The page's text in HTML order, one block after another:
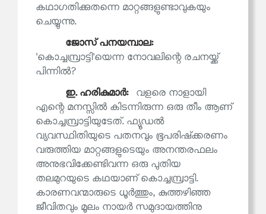
കഥാഗതിക്കുതന്നെ മാറ്റങ്ങളുണ്ടാവുകയും
ചെയ്യുന്നു.
ജോസ് പനയമ്പാല:
'കൊച്ചമ്പ്രാട്ടി'യെന്ന നോവലിന്റെ രചനയ്ക്ക്
പിന്നിൽ?
ഇ. ഹരികുമാര്‍:
വളരെ നാളായി
എന്റെ മനസ്സിൽ കിടന്നിരുന്ന ഒരു തീം ആണ്
കൊച്ചമ്പ്രാട്ടിയുടേത്. ഫ്യൂഡൽ
വ്യവസ്ഥിതിയുടെ പതനവും ഭൂപരിഷ്‌ക്കരണം
വരുത്തിയ മാറ്റങ്ങളുടെയും അനന്തരഫലം
അനുഭവിക്കേണ്ടിവന്ന ഒരു പുതിയ
തലമുറയുടെ കഥയാണ് കൊച്ചമ്പ്രാട്ടി.
കാരണവന്മാരുടെ ധൂർത്തും, കുത്തഴിഞ്ഞ
ജീവിതവും മൂലം നായർ സമുദായത്തിനു